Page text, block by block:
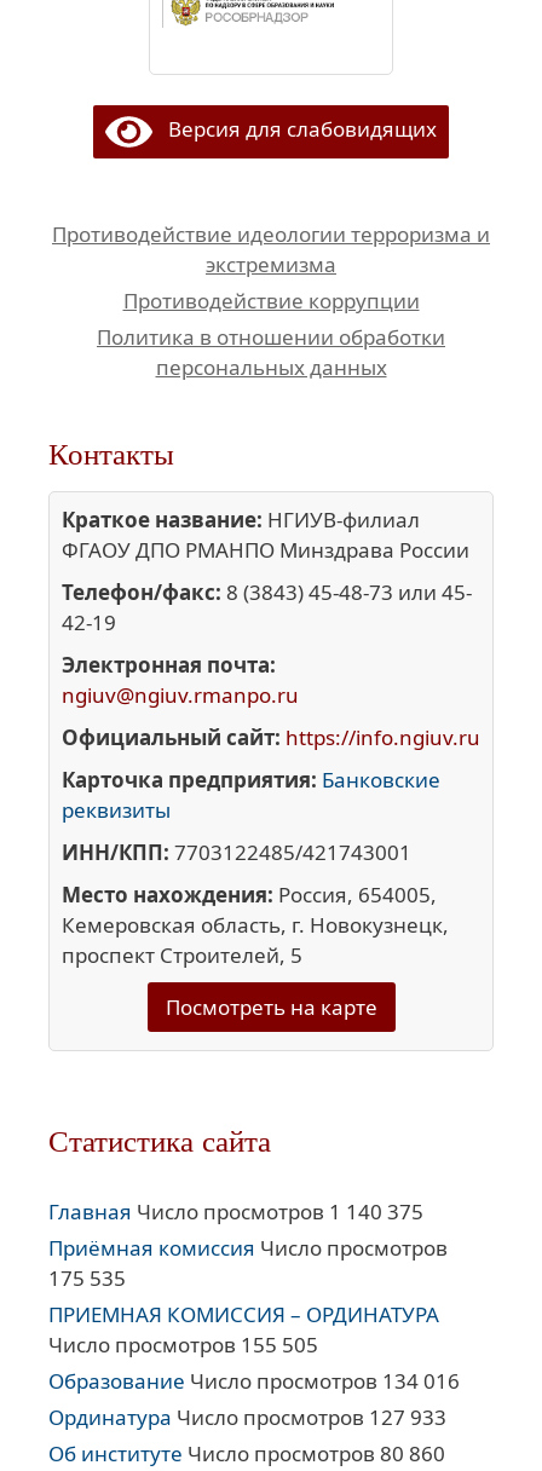
Версия для слабовидящих
Противодействие идеологии терроризма и
экстремизма
Противодействие коррупции
Политика в отношении обработки
персональных данных
Контакты
Краткое название: НГИУВ-филиал
ФГАОУ ДПО РМАНПО Минздрава России
Телефон/факс: 8 (3843) 45-48-73 или 45-
42-19
Электронная почта:
ngiuv@ngiuv.rmanpo.ru
Официальный сайт: https://info.ngiuv.ru
Карточка предприятия: Банковские
реквизиты
ИНН/КПП: 7703122485/421743001
Место нахождения: Россия, 654005,
Кемеровская область, г. Новокузнецк,
проспект Строителей, 5
Посмотреть на карте
Статистика сайта
Главная Число просмотров 1 140 375
Приёмная комиссия Число просмотров
175 535
ПРИЕМНАЯ КОМИССИЯ – ОРДИНАТУРА
Число просмотров 155 505
Образование Число просмотров 134 016
Ординатура Число просмотров 127 933
Об институте Число просмотров 80 860